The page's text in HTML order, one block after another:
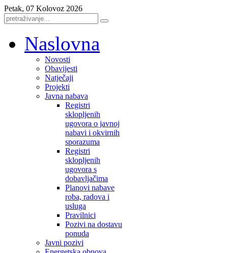
Petak, 07 Kolovoz 2026
Naslovna
Novosti
Obavijesti
Natječaji
Projekti
Javna nabava
Registri
sklopljenih
ugovora o javnoj
nabavi i okvirnih
sporazuma
Registri
sklopljenih
ugovora s
dobavljačima
Planovi nabave
roba, radova i
usluga
Pravilnici
Pozivi na dostavu
ponuda
Javni pozivi